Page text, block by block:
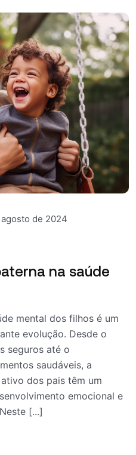
agosto de 2024
na saúde
mental dos filhos é um
evolução. Desde o
seguros até o
saudáveis, a
dos pais têm um
emocional e
[...]